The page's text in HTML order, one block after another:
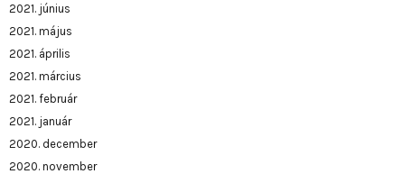
2021. június
2021. május
2021. április
2021. március
2021. február
2021. január
2020. december
2020. november